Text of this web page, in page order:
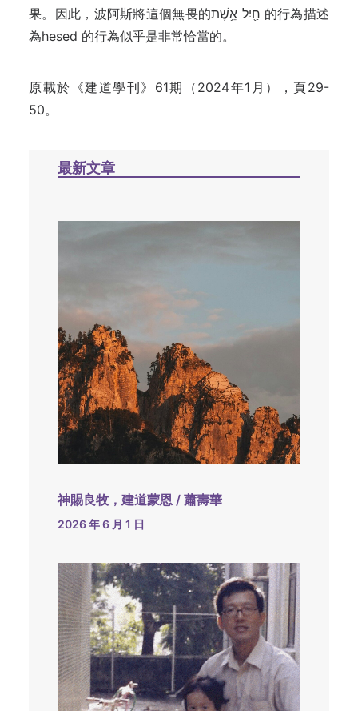
果。因此，波阿斯將這個無畏的חַ֖יִל אֵ֥שֶׁת 的行為描述
為hesed 的行為似乎是非常恰當的。
原載於《建道學刊》61期（2024年1月），頁29-
50。
最新文章
神賜良牧，建道蒙恩 / 蕭壽華
2026 年 6 月 1 日